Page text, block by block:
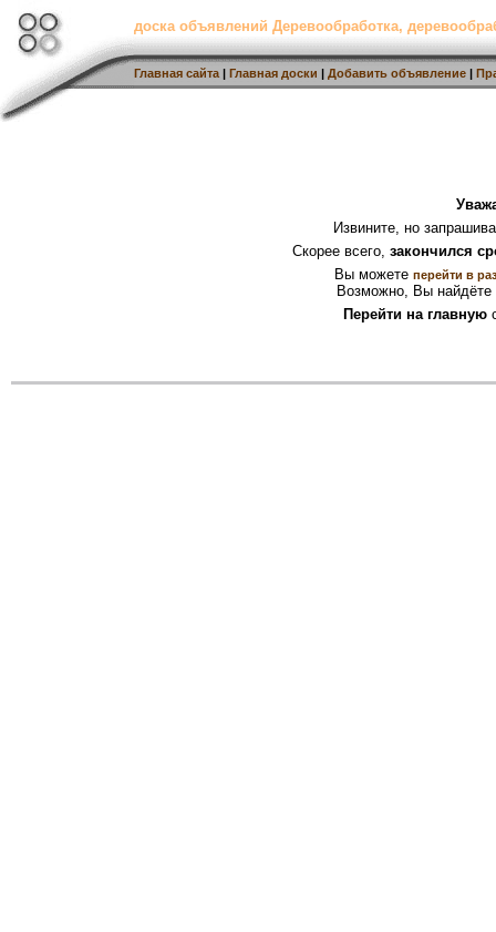
доска объявлений Деревообработка,
Главная сайта | Главная доски | Добавить объявление |
Извините, но
Скорее всего, закончился
Вы можете перейти в
Возможно, Вы найдёте
Перейти на главную